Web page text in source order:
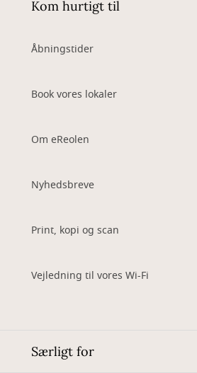
Kom hurtigt til
Åbningstider
Book vores lokaler
Om eReolen
Nyhedsbreve
Print, kopi og scan
Vejledning til vores Wi-Fi
Særligt for